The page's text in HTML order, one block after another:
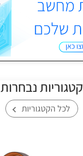
קטגוריות נבחרות
לכל הקטגוריות